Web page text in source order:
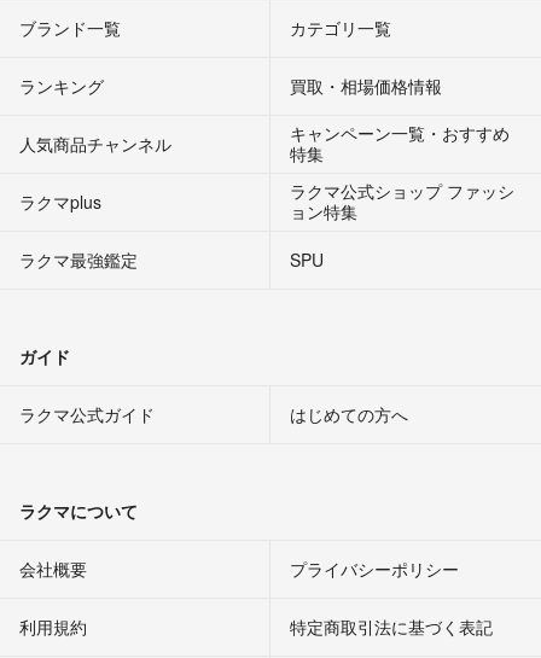
ブランド一覧 カテゴリ一覧
ランキング 買取・相場価格情報
人気商品チャンネル
キャンペーン一覧・おすすめ
特集
ラクマplus
ラクマ公式ショップ ファッシ
ョン特集
ラクマ最強鑑定
SPU
ガイド
ラクマ公式ガイド はじめての方へ
ラクマについて
会社概要 プライバシーポリシー
利用規約 特定商取引法に基づく表記